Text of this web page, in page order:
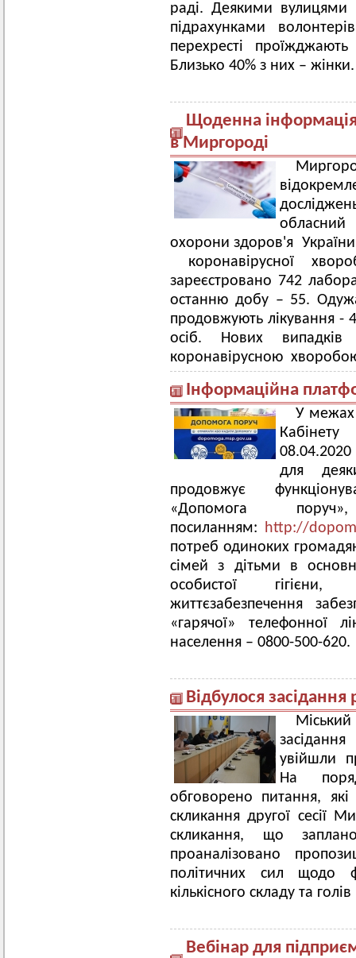
раді. Деякими
підрахунками
перехресті
Близько 40% з них – жінки.
Щоденна інформація
в Миргороді
обласний
охорони здоров'я
коронавірусної
зареєстровано 742
останню добу – 55.
продовжують лікування -
осіб. Нових
коронавірусною
Інформаційна
У межах
08.04.2020
для
продовжує
«Допомога
посиланням: http://
потреб одиноких
сімей з дітьми в
особистої
життєзабезпечення
«гарячої» телефонної
населення – 0800-500-620.
Відбулося засідання
увійшли
На
обговорено питання,
скликання другої сесії
скликання, що
проаналізовано
політичних сил щодо
кількісного складу та
Вебінар для